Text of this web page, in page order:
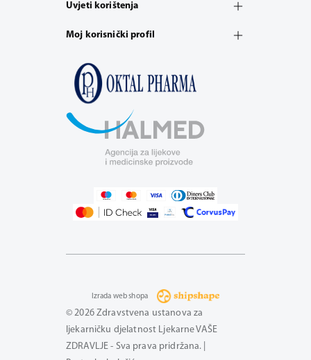
Uvjeti korištenja
Moj korisnički profil
© 2026 Zdravstvena ustanova za
ljekarničku djelatnost Ljekarne VAŠE
ZDRAVLJE - Sva prava pridržana. |
Izrada web shopa